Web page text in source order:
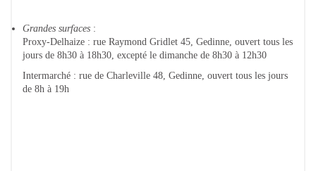
Grandes surfaces :
Proxy-Delhaize : rue Raymond Gridlet 45, Gedinne, ouvert tous les
jours de 8h30 à 18h30, excepté le dimanche de 8h30 à 12h30
Intermarché : rue de Charleville 48, Gedinne, ouvert tous les jours
de 8h à 19h